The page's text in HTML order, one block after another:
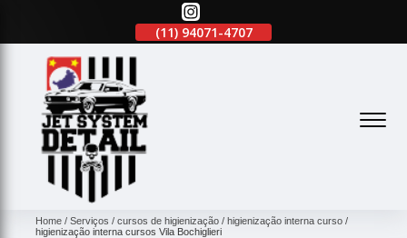
(11) 94071-4707 (11)
Home Serviços cursos de higienização
higienização interna curso
higienização interna cursos Vila Bochiglieri